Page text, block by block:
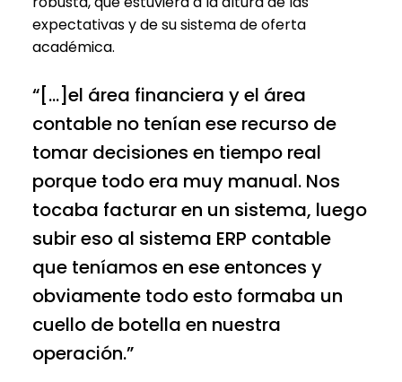
expectativas y de su sistema de oferta
académica.
“[…]el área financiera y el área
contable no tenían ese recurso de
tomar decisiones en tiempo real
porque todo era muy manual. Nos
tocaba facturar en un sistema, luego
subir eso al sistema ERP contable
que teníamos en ese entonces y
obviamente todo esto formaba un
cuello de botella en nuestra
operación.”